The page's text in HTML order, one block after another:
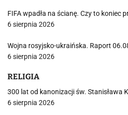
FIFA wpadła na ścianę. Czy to koniec
6 sierpnia 2026
Wojna rosyjsko-ukraińska. Raport
6 sierpnia 2026
RELIGIA
300 lat od kanonizacji św. Stanisława
6 sierpnia 2026